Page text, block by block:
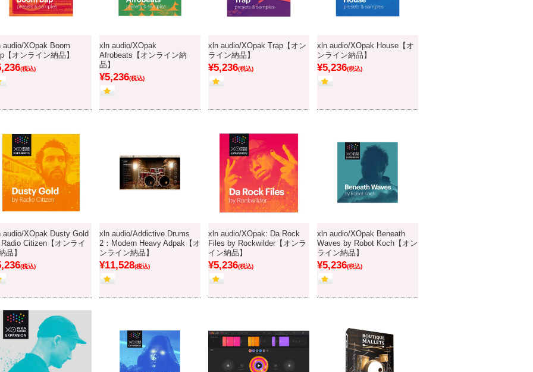
audio/XOpak Boom
【オンライン納品】
(税込)
xln audio/XOpak
Afrobeats【オンライン納
品】
¥5,236(税込)
xln audio/XOpak Trap【オン
ライン納品】
¥5,236(税込)
xln audio/XOpak House【オ
ンライン納品】
¥5,236(税込)
audio/XOpak Dusty Gold
Radio Citizen【オンライ
品】
(税込)
xln audio/Addictive Drums
2：Modern Heavy Adpak【オ
ンライン納品】
¥11,528(税込)
xln audio/XOpak: Da Rock
Files by Rockwilder【オンラ
イン納品】
¥5,236(税込)
xln audio/XOpak Beneath
Waves by Robot Koch【オン
ライン納品】
¥5,236(税込)